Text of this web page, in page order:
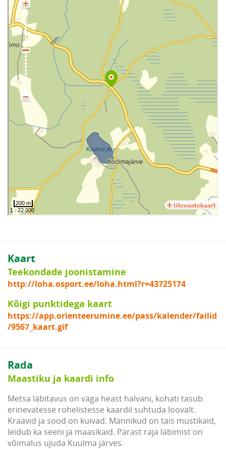
Kaart
Teekondade joonistamine
http://loha.osport.ee/loha.html?r=43725174
Kõigi punktidega kaart
https://app.orienteerumine.ee/pass/kalender/failid
/9567_kaart.gif
Rada
Maastiku ja kaardi info
Metsa läbitavus on väga heast halvani, kohati tasub
erinevatesse rohelistesse kaardil suhtuda loovalt.
Kraavid ja sood on kuivad. Männikud on täis mustikaid,
leidub ka seeni ja maasikaid. Pärast raja läbimist on
võimalus ujuda Kuulma järves.